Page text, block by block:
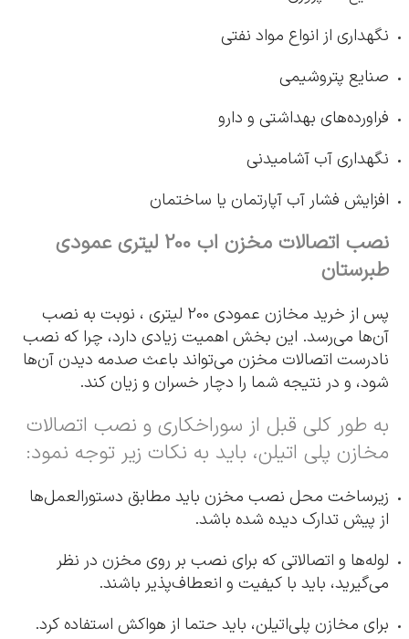
نگهداری از انواع مواد نفتی
صنایع پتروشیمی
فراورده‌های بهداشتی و دارو
نگهداری آب آشامیدنی
افزایش فشار آب آپارتمان یا ساختمان
نصب اتصالات مخزن اب 200 لیتری عمودی
طبرستان
پس از خرید مخازن عمودی 200 لیتری ، نوبت به نصب
آن‌ها می‌رسد. این بخش اهمیت زیادی دارد، چرا که نصب
نادرست اتصالات مخزن می‌تواند باعث صدمه دیدن آن‌ها
شود، و در نتیجه شما را دچار خسران و زیان کند.
به طور کلی قبل از سوراخکاری و نصب اتصالات
مخازن پلی اتیلن، باید به نکات زیر توجه نمود:
زیرساخت محل نصب مخزن باید مطابق دستورالعمل‌ها
از پیش تدارک دیده شده باشد.
لوله‌ها و اتصالاتی که برای نصب بر روی مخزن در نظر
می‌گیرید، باید با کیفیت و انعطاف‌پذیر باشند.
برای مخازن پلی‌اتیلن، باید حتما از هواکش استفاده کرد.